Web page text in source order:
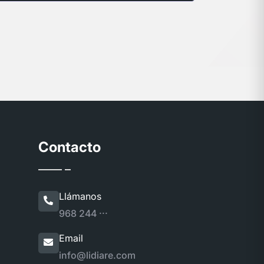
Contacto
Llámanos
968 244 ···
Email
info@lidiare.com